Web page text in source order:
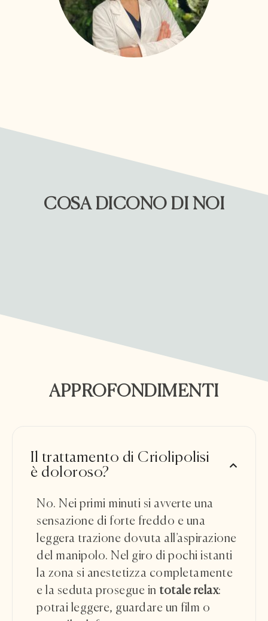
COSA DICONO DI NOI
APPROFONDIMENTI
Il trattamento di Criolipolisi
è doloroso?
No. Nei primi minuti si avverte una
sensazione di forte freddo e una
leggera trazione dovuta all’aspirazione
del manipolo. Nel giro di pochi istanti
la zona si anestetizza completamente
e la seduta prosegue in totale relax:
potrai leggere, guardare un film o